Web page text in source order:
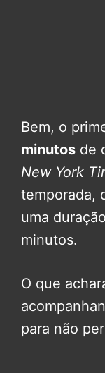
Bem, o
minutos de
New York
temporada,
uma
minutos.
O que
para não